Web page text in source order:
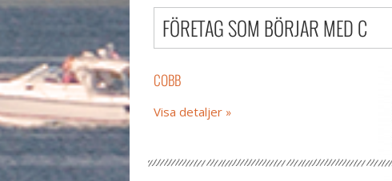
U V W X Y Z #
FÖRETAG SOM BÖRJAR MED C
COBB
Visa detaljer